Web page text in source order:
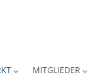
MITGLIEDER